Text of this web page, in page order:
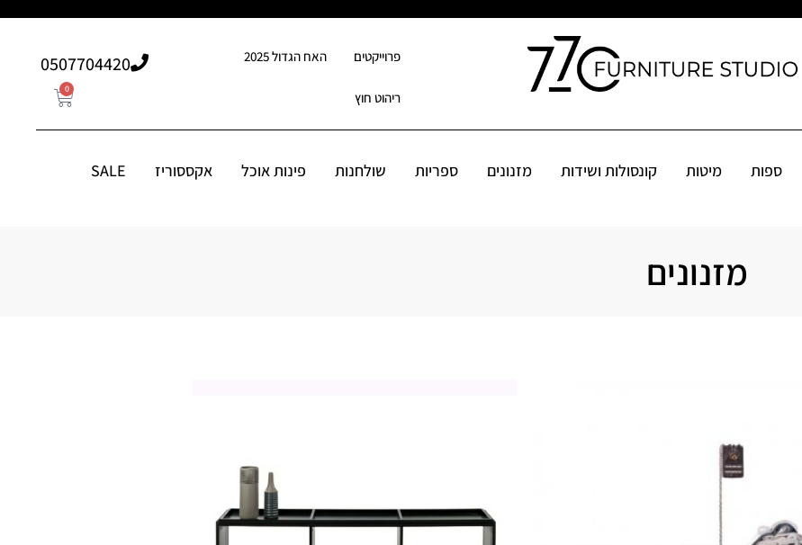
פרוייקטים האח הגדול 2025
ריהוט חוץ
507704420⁩0
0
ספות מיטות קונסולות ושידות מזנונים ספריות שולחנות פינות אוכל אקססוריז SALE
מזנונים